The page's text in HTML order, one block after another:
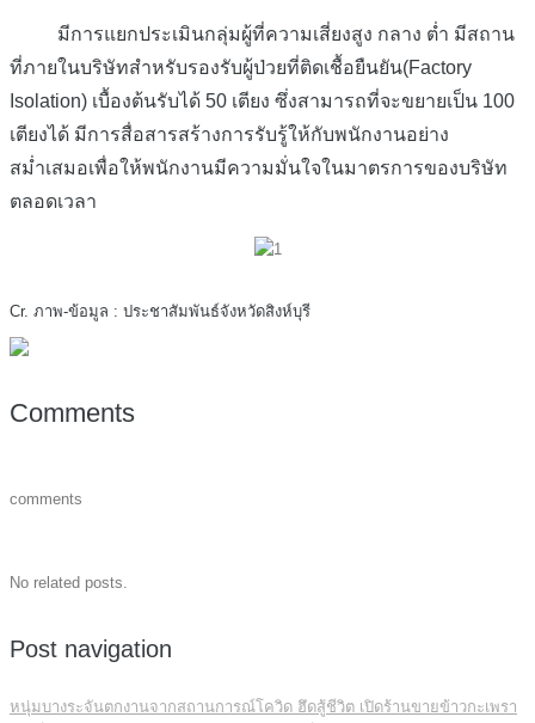
มีการแยกประเมินกลุ่มผู้ที่ความเสี่ยงสูง กลาง ต่ำ มีสถาน
ที่ภายในบริษัทสำหรับรองรับผู้ป่วยที่ติดเชื้อยืนยัน(Factory
Isolation) เบื้องต้นรับได้ 50 เตียง ซึ่งสามารถที่จะขยายเป็น 100
เตียงได้ มีการสื่อสารสร้างการรับรู้ให้กับพนักงานอย่าง
สม่ำเสมอเพื่อให้พนักงานมีความมั่นใจในมาตรการของบริษัท
ตลอดเวลา
Cr. ภาพ-ข้อมูล : ประชาสัมพันธ์จังหวัดสิงห์บุรี
Comments
comments
No related posts.
Post navigation
หนุ่มบางระจันตกงานจากสถานการณ์โควิด ฮึดสู้ชีวิต เปิดร้านขายข้าวกะเพรา